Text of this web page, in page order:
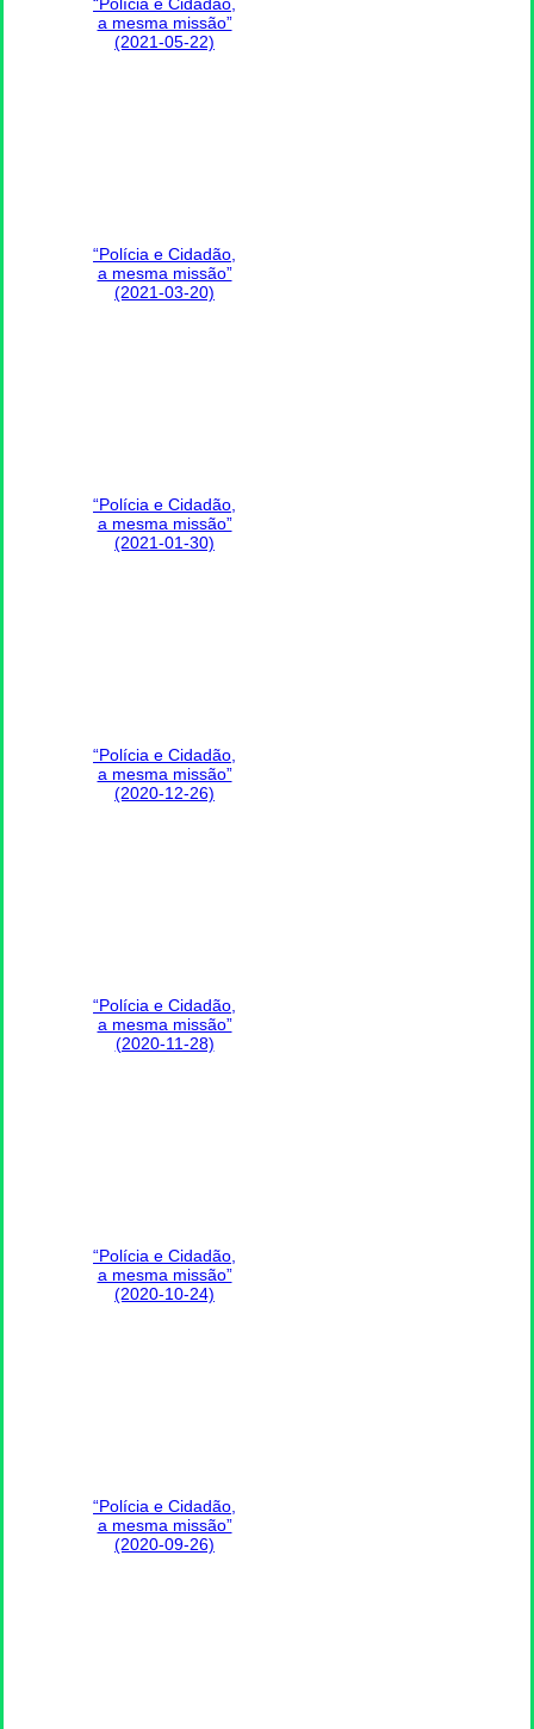
a mesma missão”
(2021-05-22)
“Polícia e Cidadão,
a mesma missão”
(2021-03-20)
“Polícia e Cidadão,
a mesma missão”
(2021-01-30)
“Polícia e Cidadão,
a mesma missão”
(2020-12-26)
“Polícia e Cidadão,
a mesma missão”
(2020-11-28)
“Polícia e Cidadão,
a mesma missão”
(2020-10-24)
“Polícia e Cidadão,
a mesma missão”
(2020-09-26)